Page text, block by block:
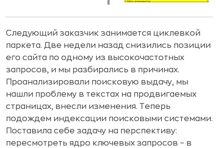
Следующий заказчик занимается циклевкой
паркета. Две недели назад снизились позиции
его сайта по одному из высокочастотных
запросов, и мы разбирались в причинах.
Проанализировали поисковую выдачу, мы
нашли проблему в текстах на продвигаемых
страницах, внесли изменения. Теперь
подождем индексации поисковыми системами.
Поставила себе задачу на перспективу:
пересмотреть ядро ключевых запросов – в